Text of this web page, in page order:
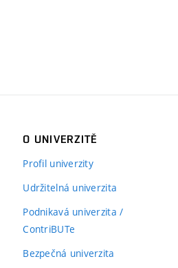
O UNIVERZITĚ
Profil univerzity
Udržitelná univerzita
Podnikavá univerzita /
ContriBUTe
Bezpečná univerzita